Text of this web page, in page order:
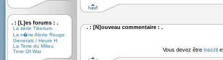
. : [L]es forums : .
La série Tiberium
La s�rie Alerte Rouge
Generals / Heure H
La Terre du Milieu
Time Of War
. : [N]ouveau commentaire : .
Vous devez être inscrit